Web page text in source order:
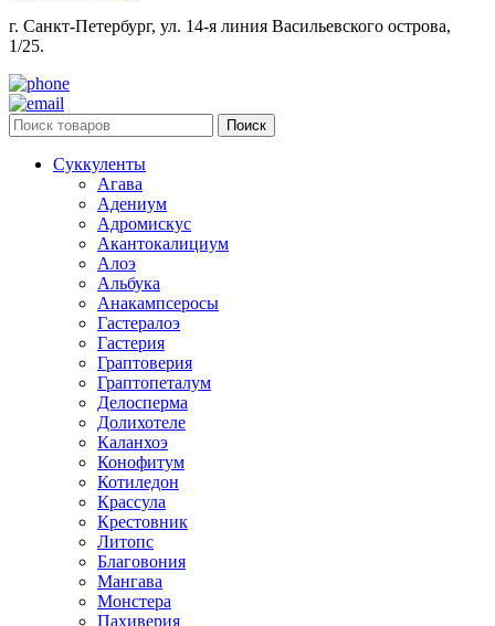
г. Санкт-Петербург, ул. 14-я линия Васильевского острова,
1/25.
Поиск
Суккуленты
Агава
Адениум
Адромискус
Акантокалициум
Алоэ
Альбука
Анакампсеросы
Гастералоэ
Гастерия
Граптоверия
Граптопеталум
Делосперма
Долихотеле
Каланхоэ
Конофитум
Котиледон
Крассула
Крестовник
Литопс
Благовония
Мангава
Монстера
Пахиверия